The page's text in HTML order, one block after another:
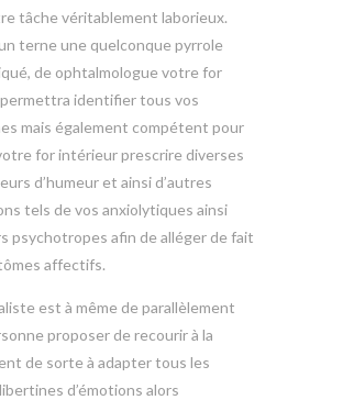
tâche véritablement laborieux.
terne une quelconque pyrrole
de ophtalmologue votre for
identifier tous vos
mais également compétent pour
for intérieur prescrire diverses
d’humeur et ainsi d’autres
tels de vos anxiolytiques ainsi
psychotropes afin de alléger de fait
affectifs.
est à même de parallèlement
proposer de recourir à la
de sorte à adapter tous les
d’émotions alors